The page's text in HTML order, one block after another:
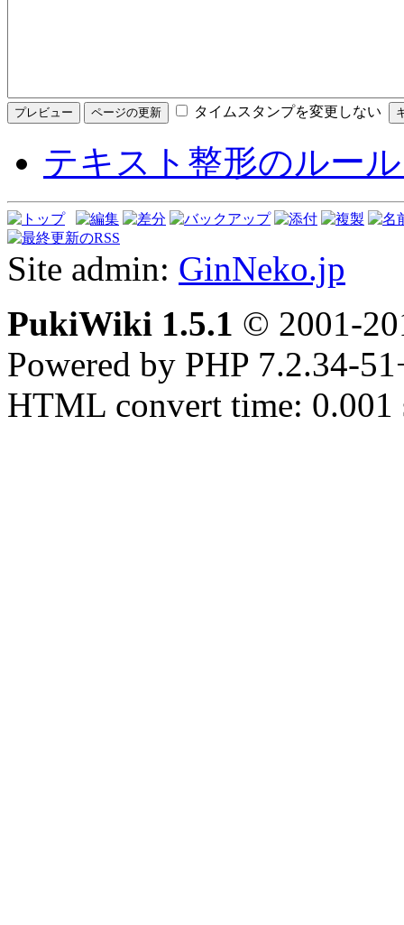
タイムスタンプを変更しない
テキスト整形のルー
Site admin: GinNeko.jp
PukiWiki 1.5.1 © 2001-
Powered by PHP 7.2.34-
HTML convert time: 0.001